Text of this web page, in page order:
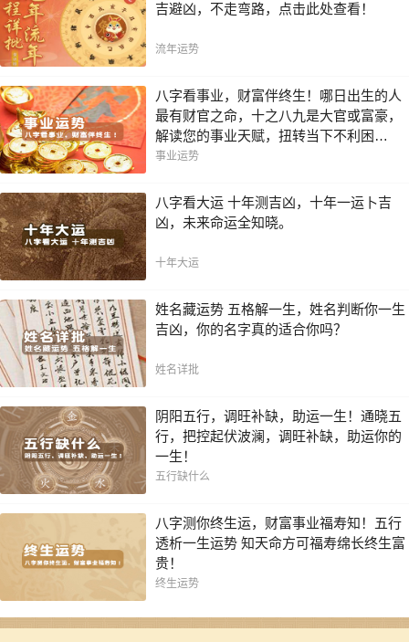
吉避凶，不走弯路，点击此处查看！
流年运势
八字看事业，财富伴终生！哪日出生的人
最有财官之命，十之八九是大官或富豪，
解读您的事业天赋，扭转当下不利困
局！！
事业运势
八字看大运 十年测吉凶，十年一运卜吉
凶，未来命运全知晓。
十年大运
姓名藏运势 五格解一生，姓名判断你一生
吉凶，你的名字真的适合你吗？
姓名详批
阴阳五行，调旺补缺，助运一生！通晓五
行，把控起伏波澜，调旺补缺，助运你的
一生！
五行缺什么
八字测你终生运，财富事业福寿知！五行
透析一生运势 知天命方可福寿绵长终生富
贵！
终生运势